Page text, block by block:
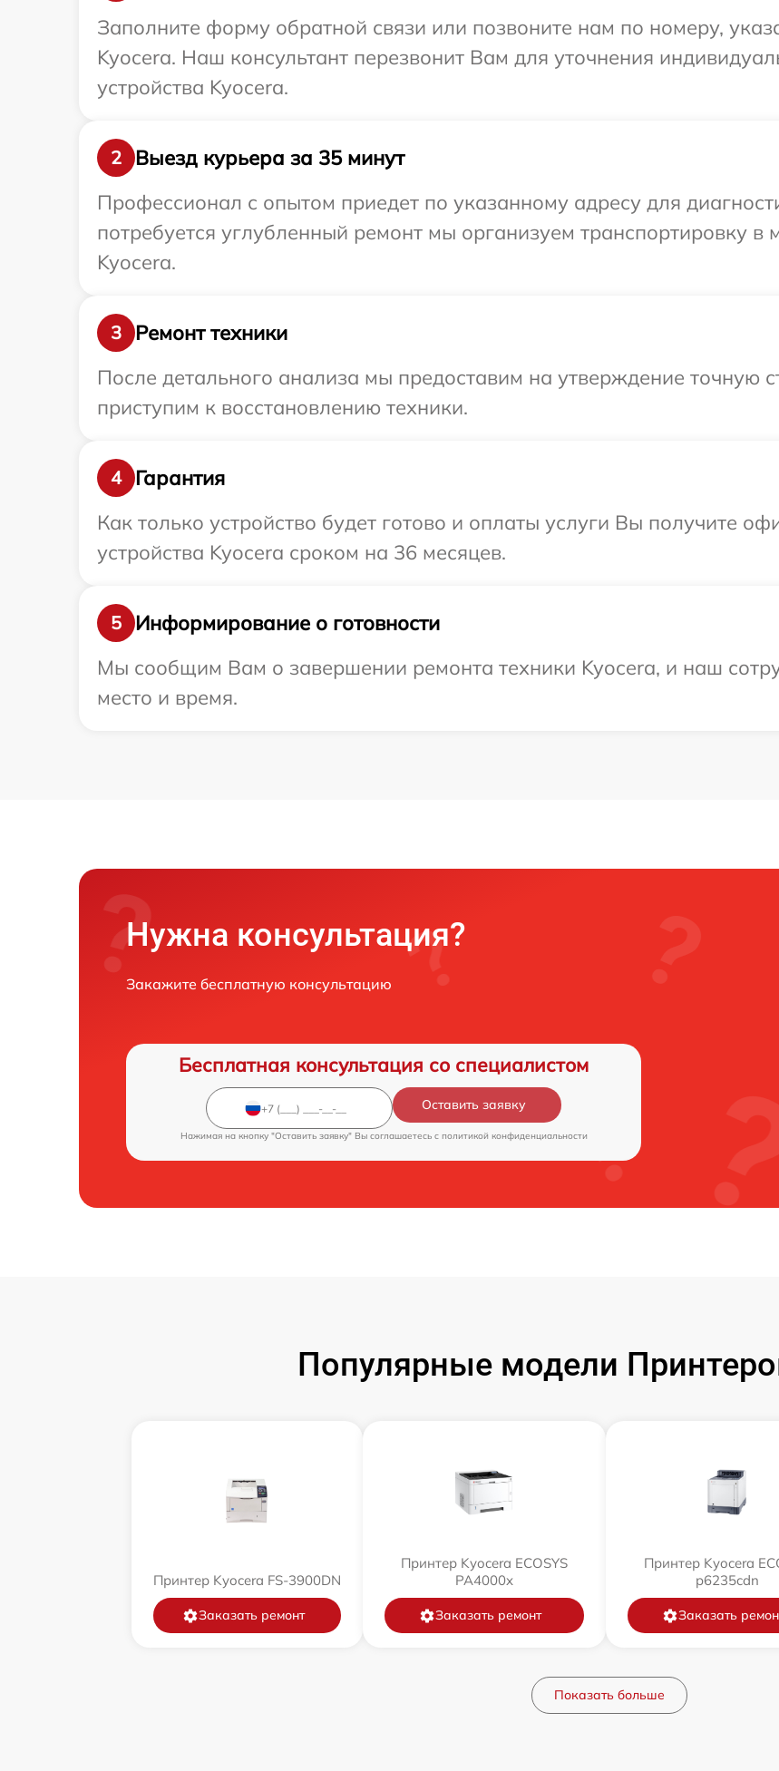
Заполните форму обратной связи или позвоните нам по номеру,
Kyocera. Наш консультант перезвонит Вам для уточнения
устройства Kyocera.
2
Выезд курьера за 35 минут
Профессионал с опытом приедет по указанному адресу для
потребуется углубленный ремонт мы организуем транспортировку в
Kyocera.
3
Ремонт техники
После детального анализа мы предоставим на утверждение точную
приступим к восстановлению техники.
4
Гарантия
Как только устройство будет готово и оплаты услуги Вы получите
устройства Kyocera сроком на 36 месяцев.
5
Информирование о готовности
Мы сообщим Вам о завершении ремонта техники Kyocera, и наш
место и время.
Нужна консультация?
Закажите бесплатную консультацию
Бесплатная консультация со специалистом
Оставить заявку
Нажимая на кнопку "Оставить заявку" Вы соглашаетесь c политикой конфиденциальности
Популярные модели
Принтер Kyocera FS-3900DN
Заказать ремонт
Принтер Kyocera ECOSYS
PA4000x
Заказать ремонт
Принтер Kyocera
p6235cdn
Заказать
Показать больше